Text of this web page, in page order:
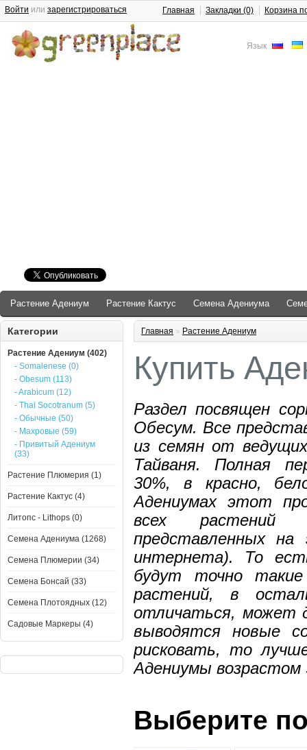
Язык
Войти или зарегистрироваться Главная Закладки (0) Корзина
Растение Адениум Растение Кактус Семена Адениума
Категории
Растение Адениум (402)
- Somalenese (0)
- Obesum (113)
- Arabicum (12)
- Thai Socotranum (5)
- Обычные (50)
- Махровые (59)
- Привитый Адениум
(33)
Растение Плюмерия (1)
Растение Кактус (4)
Литопс - Lithops (0)
Семена Адениума (1268)
Семена Плюмерии (34)
Семена Бонсай (33)
Семена Плотоядных (12)
Садовые Маркеры (4)
Главная » Растение Адениум
Купить
Раздел посвящен
Обесум. Все
из семян от
Тайваня. Полная
30%, в красно,
Адениумах этот
всех растений
представленных
интернета). То
будут точно
растений, в
отличаться, может
выводятся новые
рисковать, то
Адениумы возрастом
Выберите